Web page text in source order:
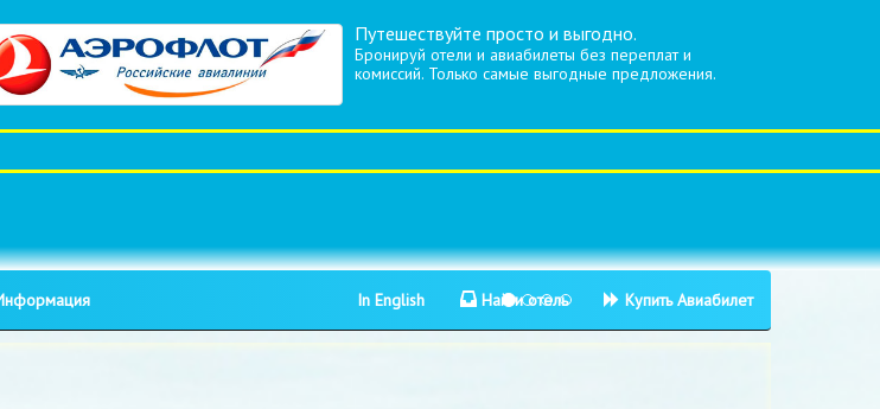
Путешествуйте просто и выгодно.
Бронируй отели и авиабилеты без переплат и
комиссий. Только самые выгодные предложения.
In English Найти отель Купить Авиабилет